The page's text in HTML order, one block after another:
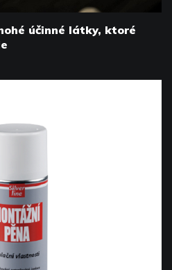
účinné látky, ktoré